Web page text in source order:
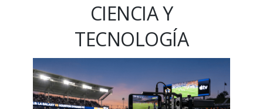
CIENCIA Y
TECNOLOGÍA